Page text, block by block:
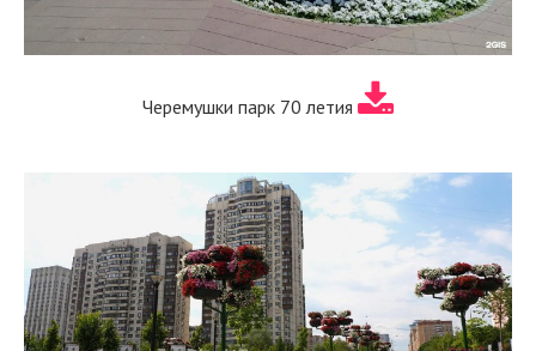
Черемушки парк 70 летия